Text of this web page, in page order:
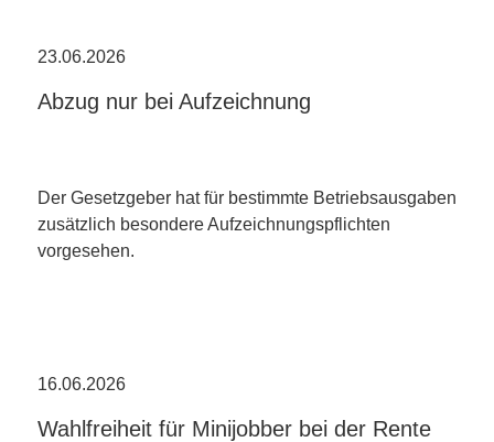
23.06.2026
Abzug nur bei Aufzeichnung
Der Gesetzgeber hat für bestimmte Betriebsausgaben
zusätzlich besondere Aufzeichnungspflichten
vorgesehen.
16.06.2026
Wahlfreiheit für Minijobber bei der Rente